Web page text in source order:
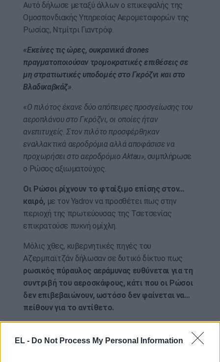
EL - Do Not Process My Personal Information
Αυτό δήλωσε μεταξύ άλλων ο επικεφαλής της
Ομοσπονδιακής Υπηρεσίας Αερομεταφορών της
Ρωσίας, Ντμίτρι Γιαντρόφ.
«Εκείνες τις ώρες, ουκρανικά drones
πραγματοποιούσαν τρομοκρατικές επιθέσεις σε
μη στρατιωτικές υποδομές στο Γκρόζνι και στο
Βλαδικαβκάζ».
«Ο πιλότος έκανε δύο απόπειρες προσγείωσης του
αεροπλάνου στο Γκρόζνι, οι οποίες ήταν
ανεπιτυχείς. Στον πιλότο προσφέρθηκαν
εναλλακτικά αεροδρόμια αλλά αποφάσισε να
προχωρήσει στο αεροδρόμιο Aktau», συμπλήρωσε
ο Ρώσος αξιωματούχος.
Οι Ρώσοι ρίχνουν το φταίξιμο επίσης στον…
καιρό, με τον Yadrov να προσθέτει πως στην
περιοχή της πρωτεύουσας της Τσετσενίας
επικρατούσε πυκνή ομίχλη.
Μόλις χθες, κυβερνητικές πηγές του
Αζερμπαϊτζάν δήλωσαν σε δυτικό δίκτυο πως
ρωσικός πύραυλος αεράμυνας ευθύνεται για τη
συντριβή του αεροσκάφους, κάτι που οι Ρώσοι
δεν επιβεβαιώνουν, ωστόσο δεν φαίνεται να…
πείθουν για το αντίθετο.
περιστατικό με τη δράση εχθρικών drones